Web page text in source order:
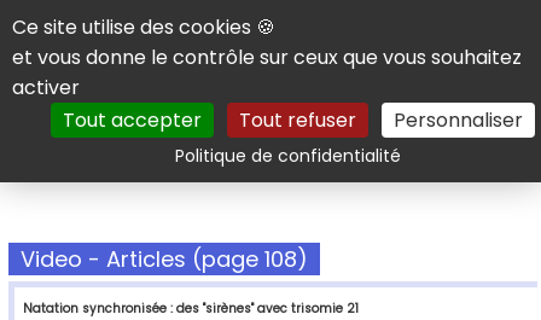
Panneau de gestion des cookies
Ce site utilise des cookies 🍪
et vous donne le contrôle sur ceux que vous souhaitez
activer
Tout accepter
Tout refuser Personnaliser
Politique de confidentialitéRechercher
Video - Articles (page 108)
Natation synchronisée : des "sirènes" avec trisomie 21